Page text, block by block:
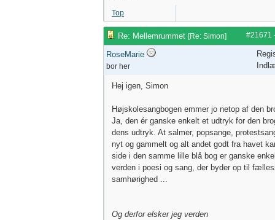
Top
#21671
Re: Mellemrummet [Re: Simon]
RoseMarie
bor her
Hej igen, Simon
Højskolesangbogen emmer jo netop af den
Ja, den ér ganske enkelt et udtryk for den
dens udtryk. At salmer, popsange,
nyt og gammelt og alt andet godt fra havet
side i den samme lille blå bog er ganske
verden i poesi og sang, der byder op til
samhørighed ...
Og derfor elsker jeg verden